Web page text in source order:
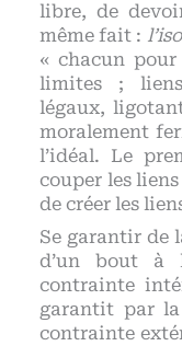
libre, de
même fait :
« chacun pour
limites ;
légaux,
moralement
l’idéal. Le
couper les
de créer les
Se garantir de
d’un bout à
contrainte
garantit par la
contrainte